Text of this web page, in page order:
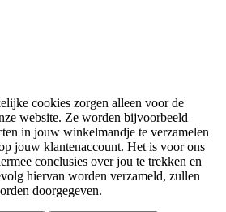
cookies zorgen alleen voor de
website. Ze worden bijvoorbeeld
in jouw winkelmandje te verzamelen
jouw klantenaccount. Het is voor ons
conclusies over jou te trekken en
hiervan worden verzameld, zullen
doorgegeven.